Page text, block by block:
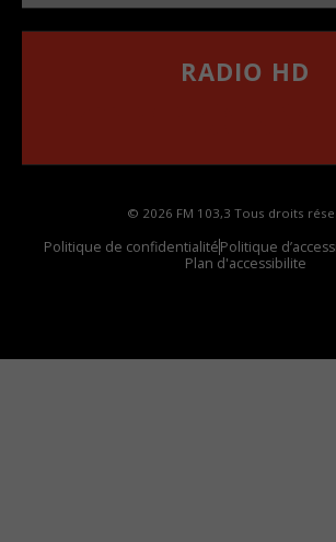
RADIO HD
© 2026 FM 103,3 Tous droits
Politique de confidentialitéPolitique
Plan d'accessibilite